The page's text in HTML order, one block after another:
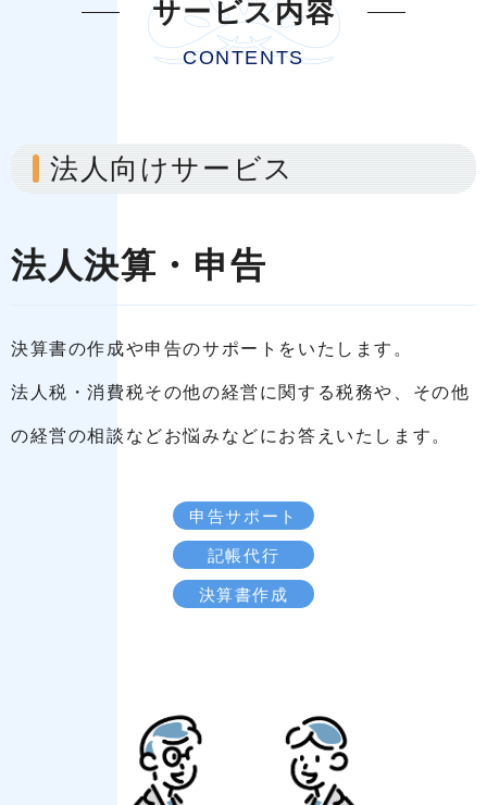
サービス内容
CONTENTS
法人向けサービス
法人決算・申告
決算書の作成や申告のサポートをいたします。
法人税・消費税その他の経営に関する税務や、その他
の経営の相談などお悩みなどにお答えいたします。
申告サポート
記帳代行
決算書作成